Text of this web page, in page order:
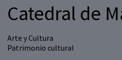
Catedral de
Arte y Cultura
Patrimonio cultural